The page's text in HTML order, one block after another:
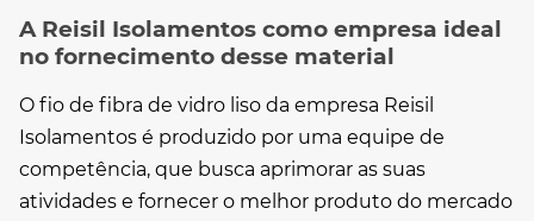
A Reisil Isolamentos como empresa ideal
no fornecimento desse material
O fio de fibra de vidro liso da empresa Reisil
Isolamentos é produzido por uma equipe de
competência, que busca aprimorar as suas
atividades e fornecer o melhor produto do mercado